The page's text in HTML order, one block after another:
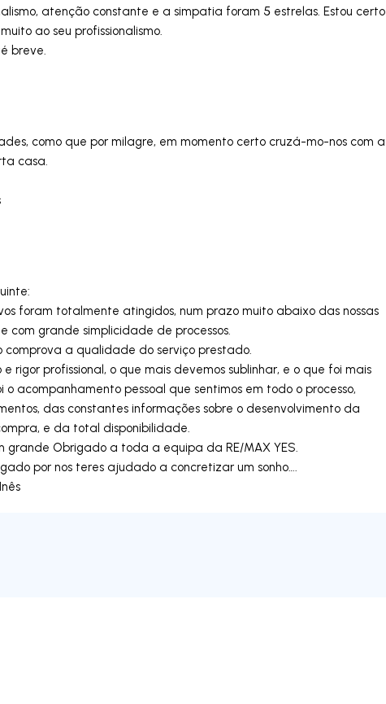
atenção constante e a simpatia foram 5 estrelas. Estou certo
ao seu profissionalismo.
breve.
como que por milagre, em momento certo cruzá-mo-nos com a
casa.
foram totalmente atingidos, num prazo muito abaixo das nossas
com grande simplicidade de processos.
comprova a qualidade do serviço prestado.
rigor profissional, o que mais devemos sublinhar, e o que foi mais
acompanhamento pessoal que sentimos em todo o processo,
das constantes informações sobre o desenvolvimento da
e da total disponibilidade.
grande Obrigado a toda a equipa da RE/MAX YES.
por nos teres ajudado a concretizar um sonho….